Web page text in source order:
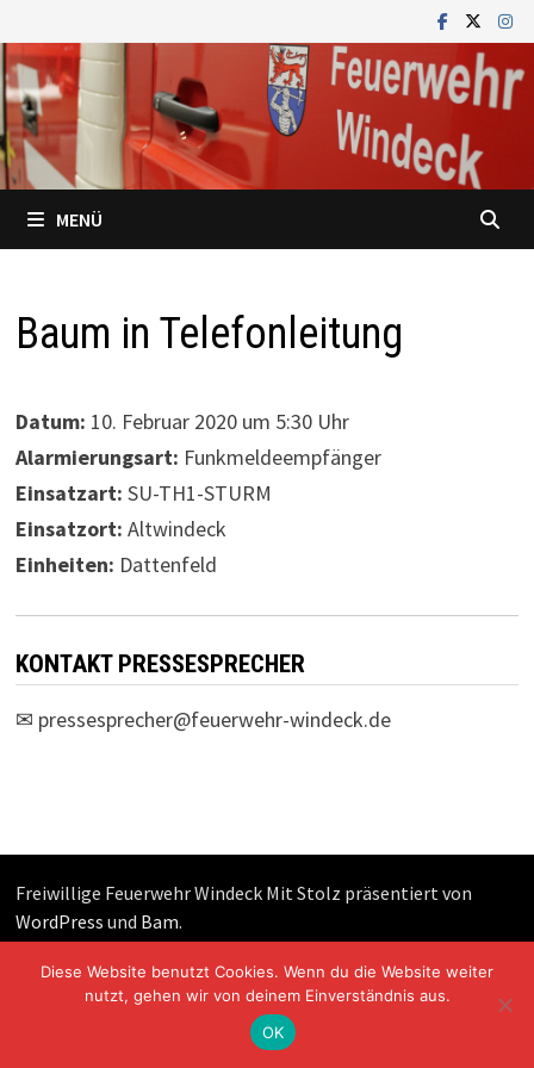
Inhalt
springen
MENÜ
Baum in Telefonleitung
Datum: 10. Februar 2020 um 5:30 Uhr
Alarmierungsart: Funkmeldeempfänger
Einsatzart: SU-TH1-STURM
Einsatzort: Altwindeck
Einheiten: Dattenfeld
KONTAKT PRESSESPRECHER
✉ pressesprecher@feuerwehr-windeck.de
Freiwillige Feuerwehr Windeck Mit Stolz präsentiert von
WordPress und Bam.
Diese Website benutzt Cookies. Wenn du die Website weiter
nutzt, gehen wir von deinem Einverständnis aus.
OK